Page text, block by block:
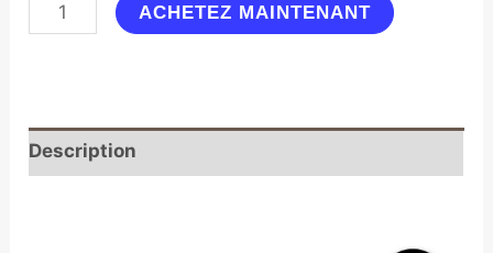
ACHETEZ MAINTENANT
Description